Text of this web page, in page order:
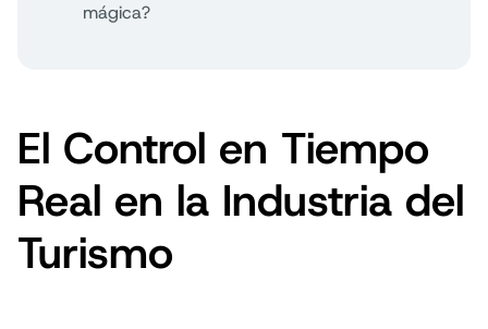
mágica?
El Control en Tiempo
Real en la Industria del
Turismo